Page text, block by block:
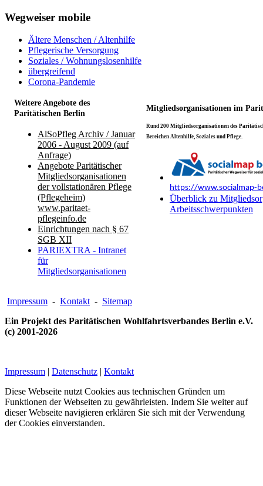
Wegweiser mobile
Ältere Menschen / Altenhilfe
Pflegerische Versorgung
Soziales / Wohnungslosenhilfe
übergreifend
Corona-Pandemie
Weitere Angebote des
Paritätischen Berlin
Mitgliedsorganisationen im
AlSoPfleg Archiv / Januar
2006 - August 2009 (auf
Anfrage)
Angebote Paritätischer
Mitgliedsorganisationen
der vollstationären Pflege
(Pflegeheim)
www.paritaet-
pflegeinfo.de
Einrichtungen nach § 67
SGB XII
PARIEXTRA - Intranet
für
Mitgliedsorganisationen
Rund 200 Mitgliedsorganisationen des
Bereichen Altenhilfe, Soziales und Pflege.
https://www.socialmap-
Überblick zu
Arbeitsschwerpunkten
Impressum - Kontakt - Sitemap
Ein Projekt des Paritätischen Wohlfahrtsverbandes Berlin e.V.
(c) 2001-2026
Impressum | Datenschutz | Kontakt
Diese Webseite nutzt Cookies aus technischen Gründen um
Funktionen der Webseiten zu gewährleisten. Indem Sie weiter auf
dieser Webseite navigieren erklären Sie sich mit der Verwendung
der Cookies einverstanden.